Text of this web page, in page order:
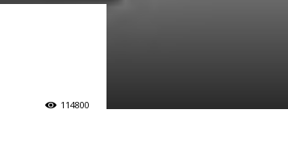
114800